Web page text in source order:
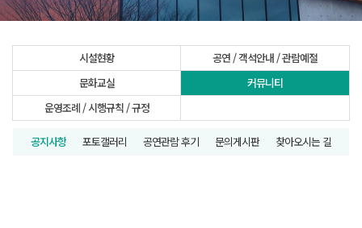
시설현황
공연 / 객석안내 / 관람예절
문화교실
커뮤니티
공지사항 포토갤러리 공연관람 후기 문의게시판 찾아오시는 길
운영조례 / 시행규칙 / 규정